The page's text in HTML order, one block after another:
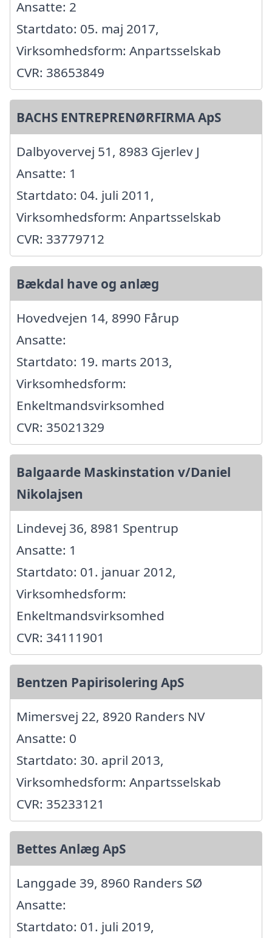
Ansatte: 2
Startdato: 05. maj 2017,
Virksomhedsform: Anpartsselskab
CVR: 38653849
BACHS ENTREPRENØRFIRMA ApS
Dalbyovervej 51, 8983 Gjerlev J
Ansatte: 1
Startdato: 04. juli 2011,
Virksomhedsform: Anpartsselskab
CVR: 33779712
Bækdal have og anlæg
Hovedvejen 14, 8990 Fårup
Ansatte:
Startdato: 19. marts 2013,
Virksomhedsform:
Enkeltmandsvirksomhed
CVR: 35021329
Balgaarde Maskinstation v/Daniel
Nikolajsen
Lindevej 36, 8981 Spentrup
Ansatte: 1
Startdato: 01. januar 2012,
Virksomhedsform:
Enkeltmandsvirksomhed
CVR: 34111901
Bentzen Papirisolering ApS
Mimersvej 22, 8920 Randers NV
Ansatte: 0
Startdato: 30. april 2013,
Virksomhedsform: Anpartsselskab
CVR: 35233121
Bettes Anlæg ApS
Langgade 39, 8960 Randers SØ
Ansatte:
Startdato: 01. juli 2019,